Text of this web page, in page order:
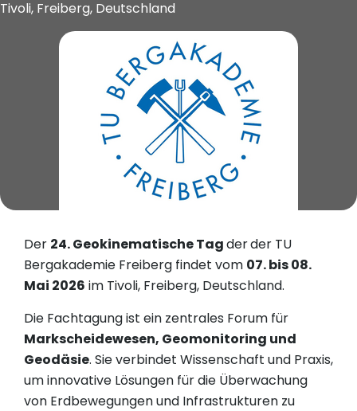
Tivoli, Freiberg, Deutschland
Der 24. Geokinematische Tagderder TU
Bergakademie Freiberg findet vom 07. bis 08.
Mai 2026 im Tivoli, Freiberg, Deutschland.
Die Fachtagung ist ein zentrales Forum für
Markscheidewesen, Geomonitoring und
Geodäsie. Sie verbindet Wissenschaft und Praxis,
um innovative Lösungen für die Überwachung
von Erdbewegungen und Infrastrukturen zu